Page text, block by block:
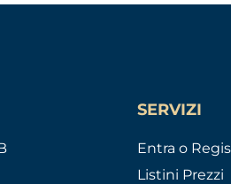
SERVIZI
Entra o
Listini Prezzi